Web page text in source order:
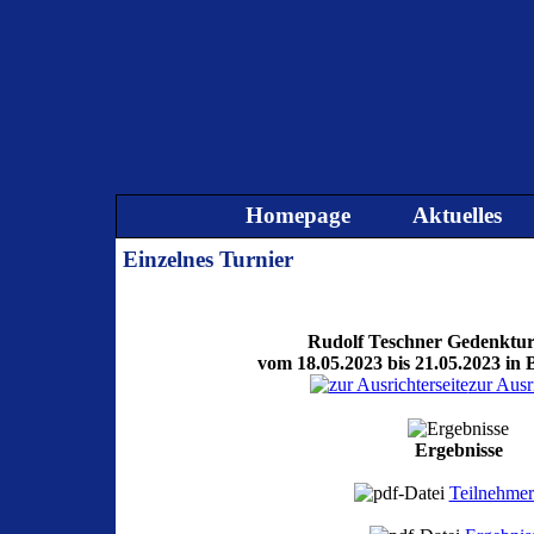
Homepage Aktuelles
Einzelnes Turnier
Rudolf Teschner
vom 18.05.2023 bis 21.05.2023 in
zur
Ergebnisse